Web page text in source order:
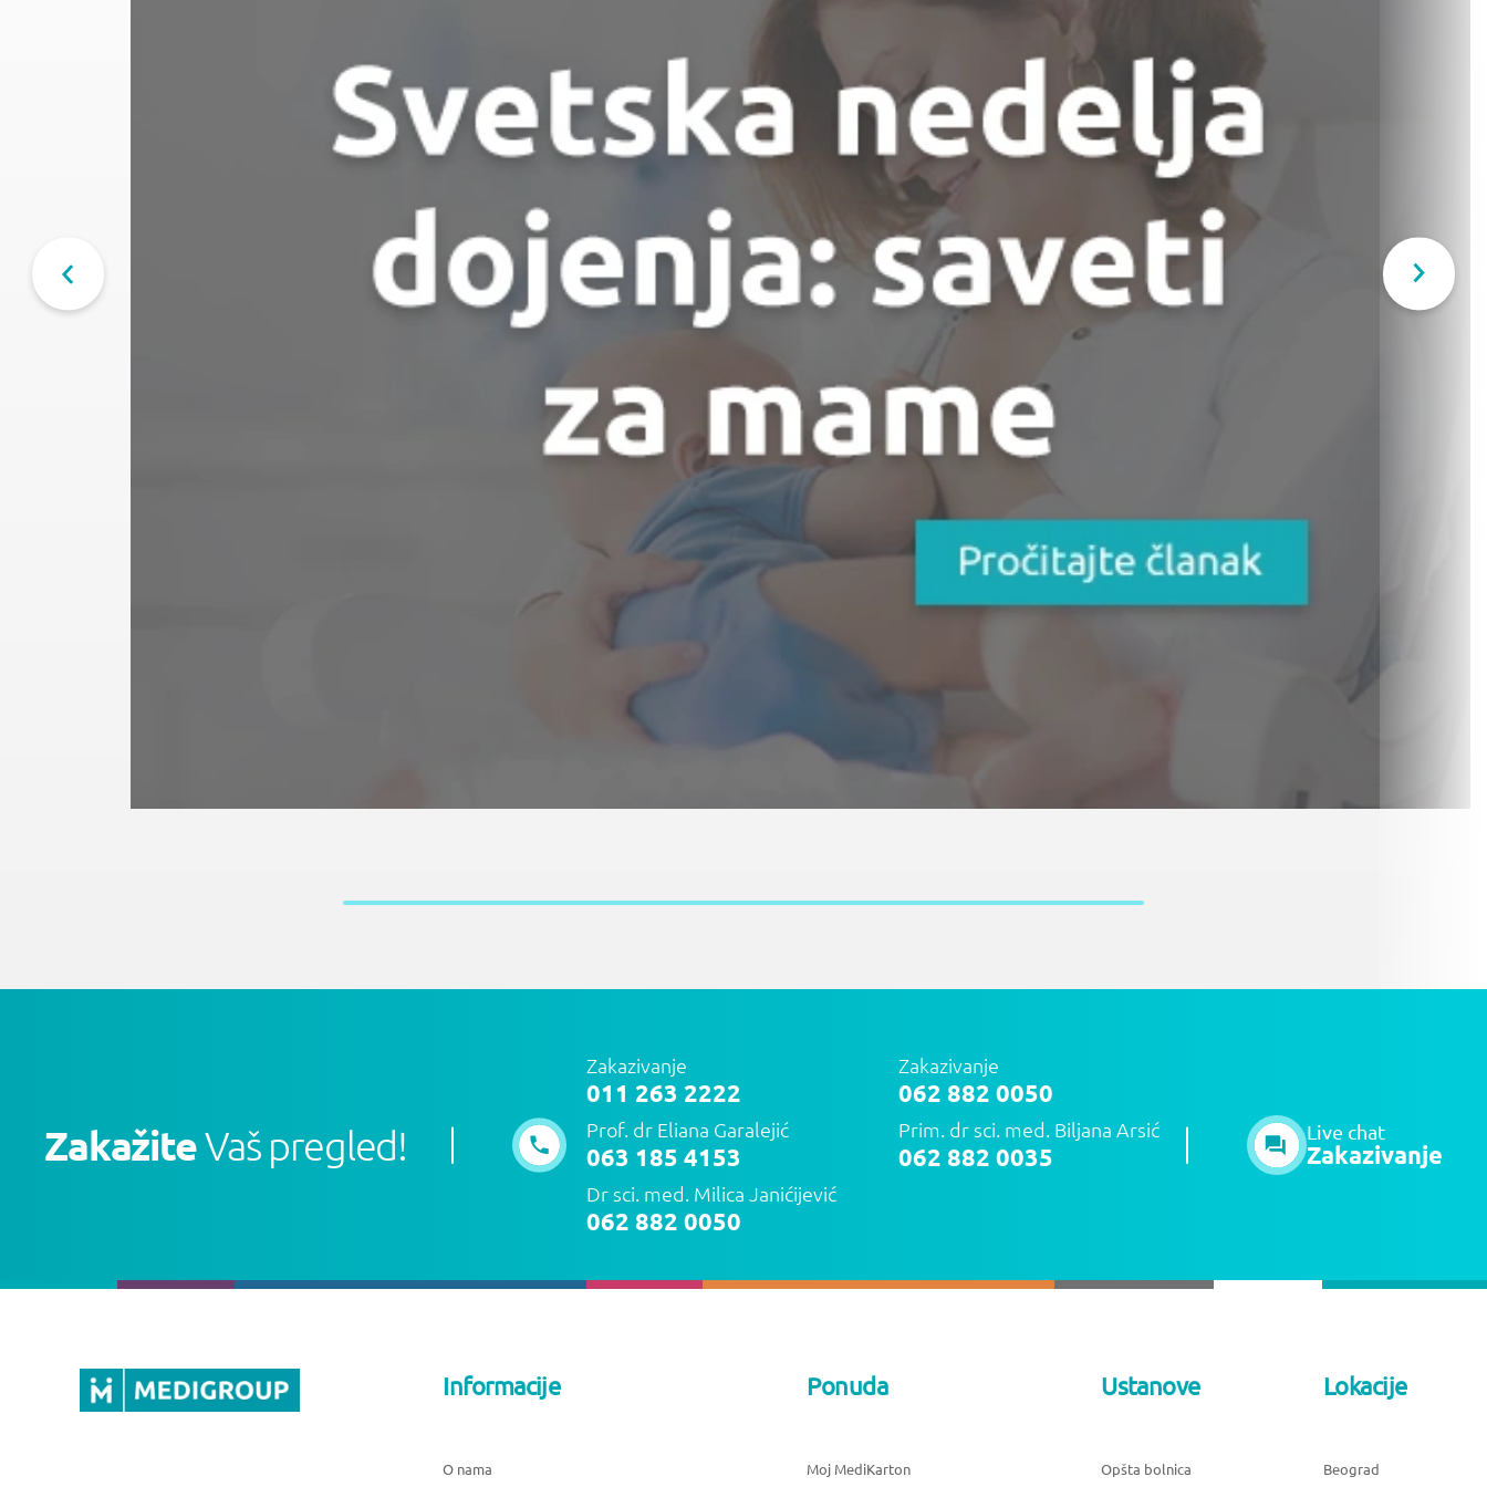
ZakažiteVaš pregled!
Zakazivanje
011 263 2222
Zakazivanje
062 882 0050
Prof. dr Eliana Garalejić
063 185 4153
Prim. dr sci. med. Biljana Arsić
062 882 0035
Dr sci. med. Milica Janićijević
062 882 0050
Live chat
Zakazivanje
Informacije
O nama
Ponuda
Moj MediKarton
Ustanove
Opšta bolnica
Lokacije
Beograd